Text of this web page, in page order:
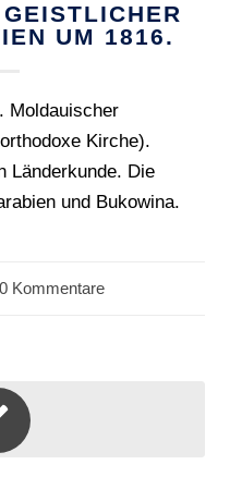
UM 1816.
Moldauischer
Kirche).
Länderkunde. Die
und Bukowina.
0 Kommentare